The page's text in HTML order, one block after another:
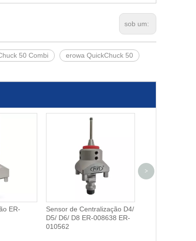
sob um:
50 Combi erowa QuickChuck 50
ER-
Sensor de Centralização D4/
D5/ D6/ D8 ER-008638 ER-
010562
>